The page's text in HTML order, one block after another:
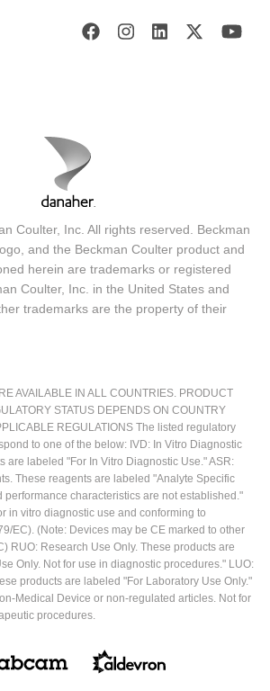
Coulter, Inc. All rights reserved. Beckman
and the Beckman Coulter product and
herein are trademarks or registered
Coulter, Inc. in the United States and
trademarks are the property of their
AVAILABLE IN ALL COUNTRIES. PRODUCT
STATUS DEPENDS ON COUNTRY
REGULATIONS The listed regulatory
to one of the below: IVD: In Vitro Diagnostic
are labeled "For In Vitro Diagnostic Use." ASR:
These reagents are labeled "Analyte Specific
performance characteristics are not established."
in vitro diagnostic use and conforming to
EC). (Note: Devices may be CE marked to other
RUO: Research Use Only. These products are
Only. Not for use in diagnostic procedures." LUO:
products are labeled "For Laboratory Use Only."
Medical Device or non-regulated articles. Not for
procedures.